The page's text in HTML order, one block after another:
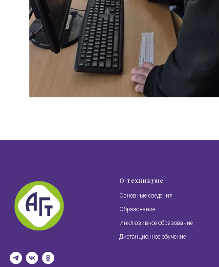
О техникуме
Основные сведения
Образование
Инклюзивное образование
Дистанционное обучение